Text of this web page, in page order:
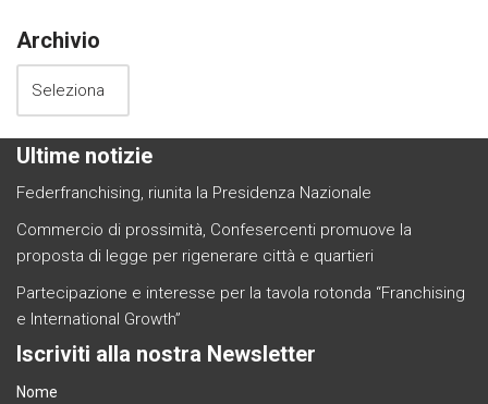
Archivio
Ultime notizie
Federfranchising, riunita la Presidenza Nazionale
Commercio di prossimità, Confesercenti promuove la
proposta di legge per rigenerare città e quartieri
Partecipazione e interesse per la tavola rotonda “Franchising
e International Growth”
Iscriviti alla nostra Newsletter
Nome